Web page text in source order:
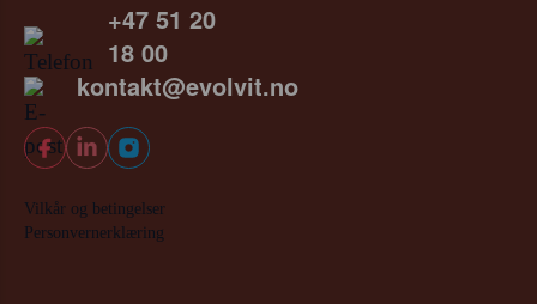
+47 51 20
18 00
kontakt@evolvit.no
Vilkår og betingelser
Personvernerklæring